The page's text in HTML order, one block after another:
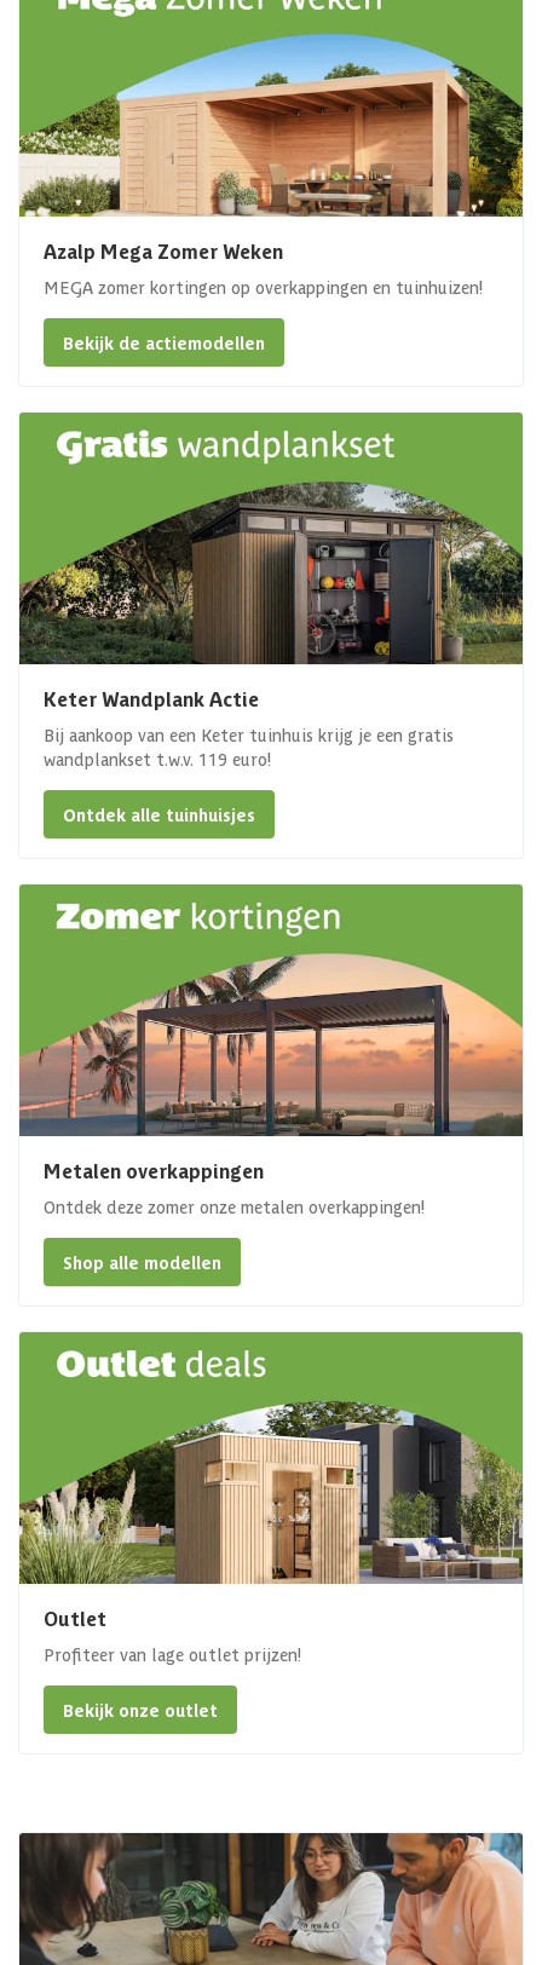
Azalp Mega Zomer Weken
MEGA zomer kortingen op overkappingen en tuinhuizen!
Bekijk de actiemodellen
Keter Wandplank Actie
Bij aankoop van een Keter tuinhuis krijg je een gratis
wandplankset t.w.v. 119 euro!
Ontdek alle tuinhuisjes
Metalen overkappingen
Ontdek deze zomer onze metalen overkappingen!
Shop alle modellen
Outlet
Profiteer van lage outlet prijzen!
Bekijk onze outlet